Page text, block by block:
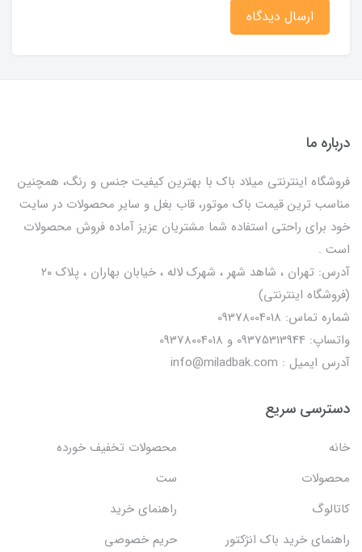
ارسال دیدگاه
درباره ما
فروشگاه اینترنتی میلاد باک با بهترین کیفیت جنس و رنگ، همچنین
مناسب ترین قیمت باک موتور، قاب بغل و سایر محصولات در سایت
خود برای راحتی استفاده شما مشتریان عزیز آماده فروش محصولات
است .
آدرس: تهران ، شاهد شهر ، شهرک لاله ، خیابان بهاران ، پلاک ۲۰
(فروشگاه اینترنتی)
شماره تماس: 09378004018
واتساپ: 09375313944 و 09378004018
آدرس ایمیل : info@miladbak.com
دسترسی سریع
خانه
محصولات تخفیف خورده
محصولات
ست
کاتالوگ
راهنمای خرید
راهنمای خرید باک انژکتور
حریم خصوصی